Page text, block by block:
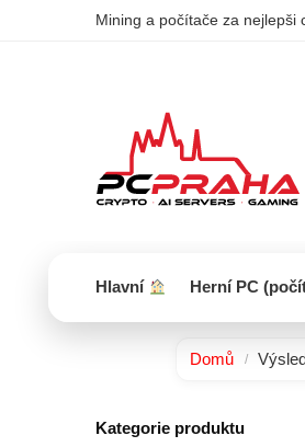
Mining a počítače za nejlepši
Hlavní Herní PC
Domů /
Kategorie produktu